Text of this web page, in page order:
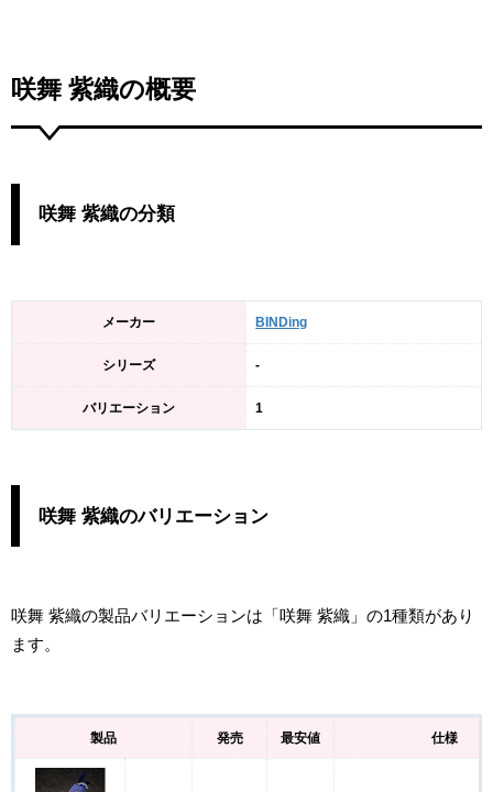
咲舞 紫織の概要
咲舞 紫織の分類
メーカー BINDing
シリーズ -
バリエーション 1
咲舞 紫織のバリエーション
咲舞 紫織の製品バリエーションは「咲舞 紫織」の1種類があり
ます。
製品 発売 最安値 仕様